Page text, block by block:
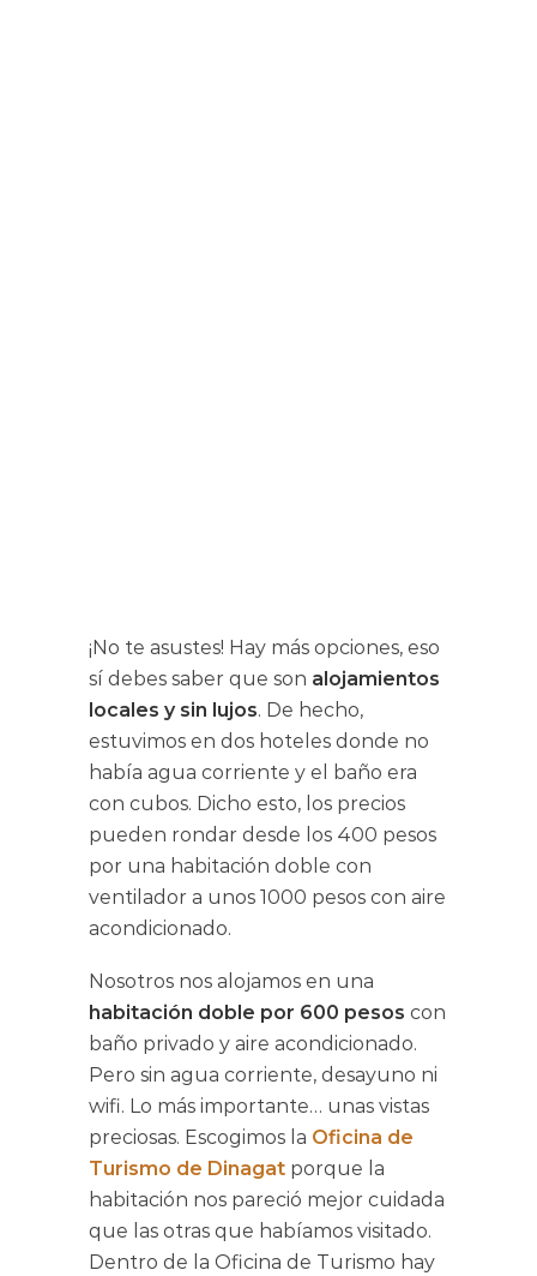
¡No te asustes! Hay más opciones, eso
sí debes saber que son alojamientos
locales y sin lujos. De hecho,
estuvimos en dos hoteles donde no
había agua corriente y el baño era
con cubos. Dicho esto, los precios
pueden rondar desde los 400 pesos
por una habitación doble con
ventilador a unos 1000 pesos con aire
acondicionado.
Nosotros nos alojamos en una
habitación doble por 600 pesos con
baño privado y aire acondicionado.
Pero sin agua corriente, desayuno ni
wifi. Lo más importante… unas vistas
preciosas. Escogimos la Oficina de
Turismo de Dinagat porque la
habitación nos pareció mejor cuidada
que las otras que habíamos visitado.
Dentro de la Oficina de Turismo hay